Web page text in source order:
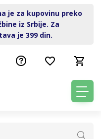
je za kupovinu preko
iz Srbije. Za
je 399 din.